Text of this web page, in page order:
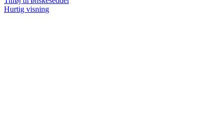
Hurtig visning